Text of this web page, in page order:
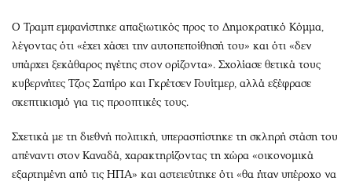
Ο Τραμπ εμφανίστηκε απαξιωτικός προς το Δημοκρατικό Κόμμα,
λέγοντας ότι «έχει χάσει την αυτοπεποίθησή του» και ότι «δεν
υπάρχει ξεκάθαρος ηγέτης στον ορίζοντα». Σχολίασε θετικά τους
κυβερνήτες Τζος Σαπίρο και Γκρέτσεν Γουίτμερ, αλλά εξέφρασε
σκεπτικισμό για τις προοπτικές τους.
Σχετικά με τη διεθνή πολιτική, υπερασπίστηκε τη σκληρή στάση του
απέναντι στον Καναδά, χαρακτηρίζοντας τη χώρα «οικονομικά
εξαρτημένη από τις ΗΠΑ» και αστειεύτηκε ότι «θα ήταν υπέροχο να